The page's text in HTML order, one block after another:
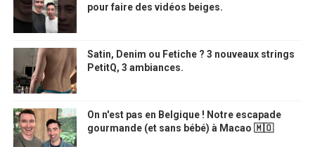
pour faire des vidéos beiges.
Satin, Denim ou Fetiche ? 3 nouveaux strings
PetitQ, 3 ambiances.
On n'est pas en Belgique ! Notre escapade
gourmande (et sans bébé) à Macao 🇲🇴